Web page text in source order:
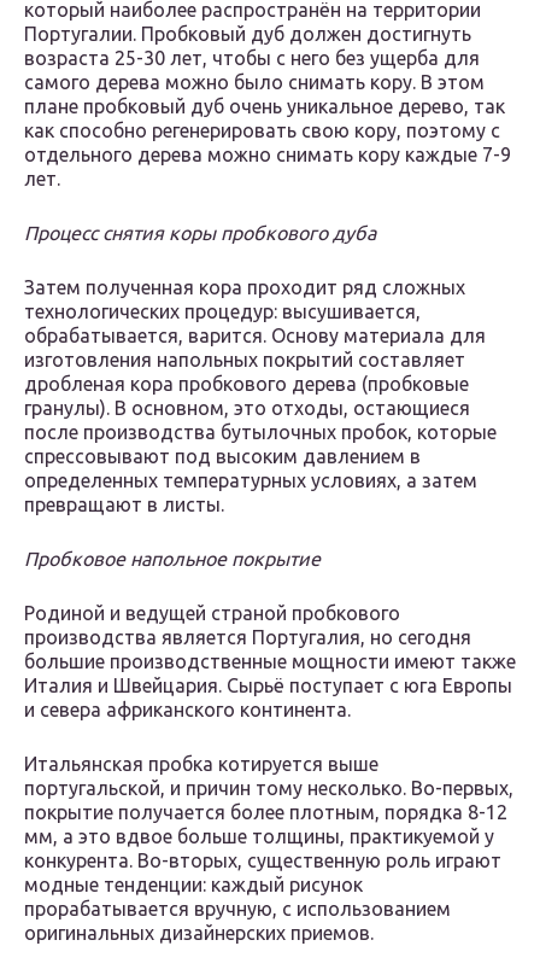
который наиболее распространён на территории
Португалии. Пробковый дуб должен достигнуть
возраста 25-30 лет, чтобы с него без ущерба для
самого дерева можно было снимать кору. В этом
плане пробковый дуб очень уникальное дерево, так
как способно регенерировать свою кору, поэтому с
отдельного дерева можно снимать кору каждые 7-9
лет.
Процесс снятия коры пробкового дуба
Затем полученная кора проходит ряд сложных
технологических процедур: высушивается,
обрабатывается, варится. Основу материала для
изготовления напольных покрытий составляет
дробленая кора пробкового дерева (пробковые
гранулы). В основном, это отходы, остающиеся
после производства бутылочных пробок, которые
спрессовывают под высоким давлением в
определенных температурных условиях, а затем
превращают в листы.
Пробковое напольное покрытие
Родиной и ведущей страной пробкового
производства является Португалия, но сегодня
большие производственные мощности имеют также
Италия и Швейцария. Сырьё поступает с юга Европы
и севера африканского континента.
Итальянская пробка котируется выше
португальской, и причин тому несколько. Во-первых,
покрытие получается более плотным, порядка 8-12
мм, а это вдвое больше толщины, практикуемой у
конкурента. Во-вторых, существенную роль играют
модные тенденции: каждый рисунок
прорабатывается вручную, с использованием
оригинальных дизайнерских приемов.